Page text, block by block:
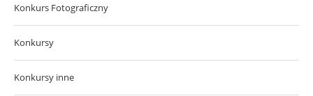
Konkurs Fotograficzny
Konkursy
Konkursy inne